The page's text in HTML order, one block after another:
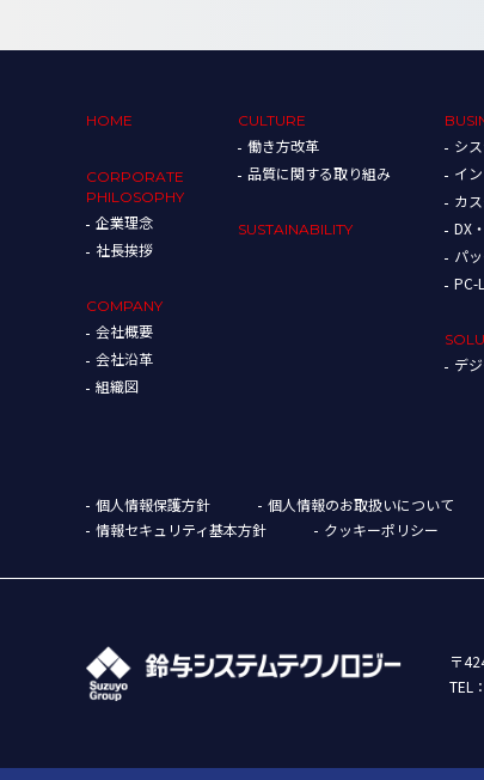
HOME
CORPORATE
PHILOSOPHY
企業理念
社長挨拶
COMPANY
会社概要
会社沿革
組織図
CULTURE
働き方改革
品質に関する取り組み
SUSTAINABILITY
シ
イ
カ
DX
パ
PC-
デ
個人情報保護方針 個人情報のお取扱いについて
情報セキュリティ基本方針
クッキーポリシー
〒
TEL：